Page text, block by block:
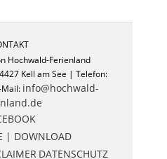
Hochwald-Ferienland
Kell am See | Telefon:
info@hochwald-
| DOWNLOAD
DATENSCHUTZ